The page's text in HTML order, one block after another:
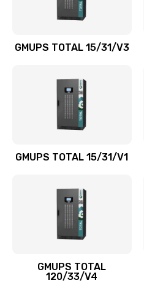
GMUPS TOTAL 15/31/V3
GMUPS TOTAL 15/31/V1
GMUPS TOTAL
120/33/V4